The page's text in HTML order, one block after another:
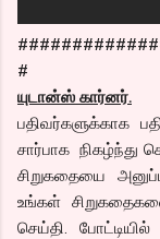
#
யுடான்ஸ் கார்னர்.
பதிவர்களுக்காக
சார்பாக நிகழ்ந்து
சிறுகதையை
உங்கள்
செய்தி.